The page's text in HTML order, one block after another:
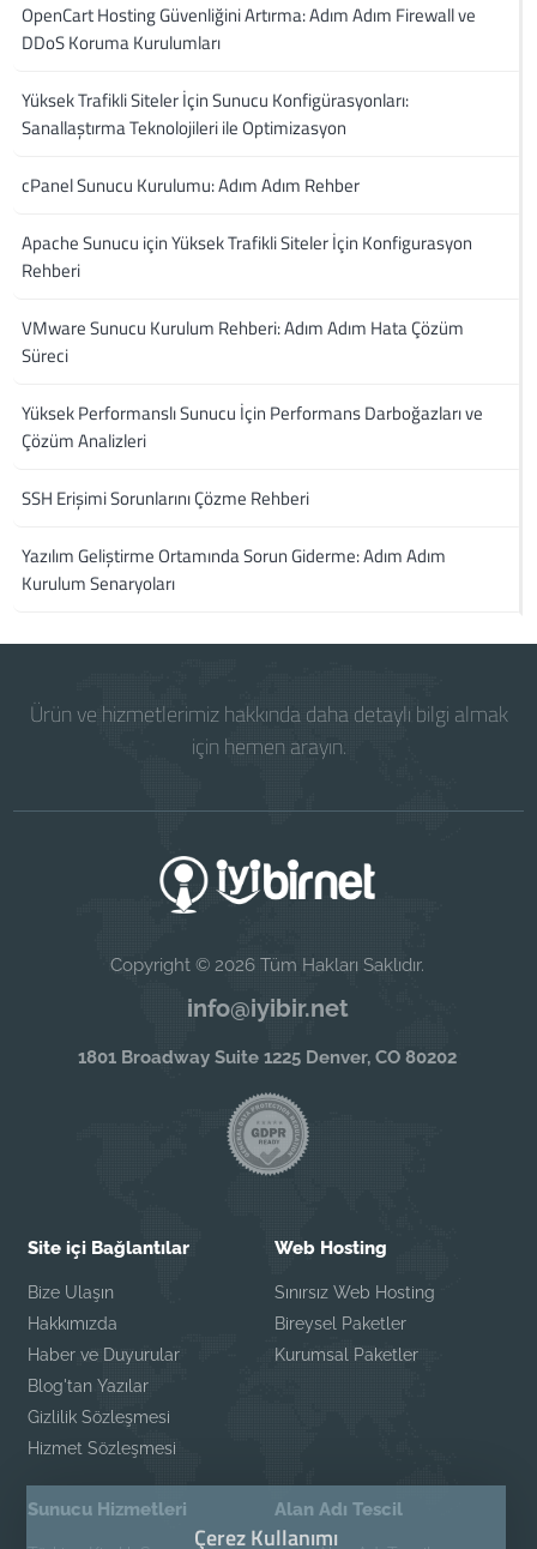
OpenCart Hosting Güvenliğini Artırma: Adım Adım Firewall ve
DDoS Koruma Kurulumları
Yüksek Trafikli Siteler İçin Sunucu Konfigürasyonları:
Sanallaştırma Teknolojileri ile Optimizasyon
cPanel Sunucu Kurulumu: Adım Adım Rehber
Apache Sunucu için Yüksek Trafikli Siteler İçin Konfigurasyon
Rehberi
VMware Sunucu Kurulum Rehberi: Adım Adım Hata Çözüm
Süreci
Yüksek Performanslı Sunucu İçin Performans Darboğazları ve
Çözüm Analizleri
SSH Erişimi Sorunlarını Çözme Rehberi
Yazılım Geliştirme Ortamında Sorun Giderme: Adım Adım
Kurulum Senaryoları
Ürün ve hizmetlerimiz hakkında daha detaylı bilgi almak
için hemen arayın.
Copyright © 2026 Tüm Hakları Saklıdır.
info@iyibir.net
1801 Broadway Suite 1225 Denver, CO 80202
Site içi Bağlantılar
Bize Ulaşın
Hakkımızda
Haber ve Duyurular
Blog'tan Yazılar
Gizlilik Sözleşmesi
Hizmet Sözleşmesi
Web Hosting
Sınırsız Web Hosting
Bireysel Paketler
Kurumsal Paketler
Sunucu Hizmetleri Alan Adı Tescil
Çerez Kullanımı